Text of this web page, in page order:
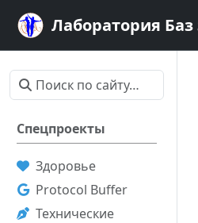
Лаборатория
Спецпроекты
Здоровье
Protocol Buffer
Технические